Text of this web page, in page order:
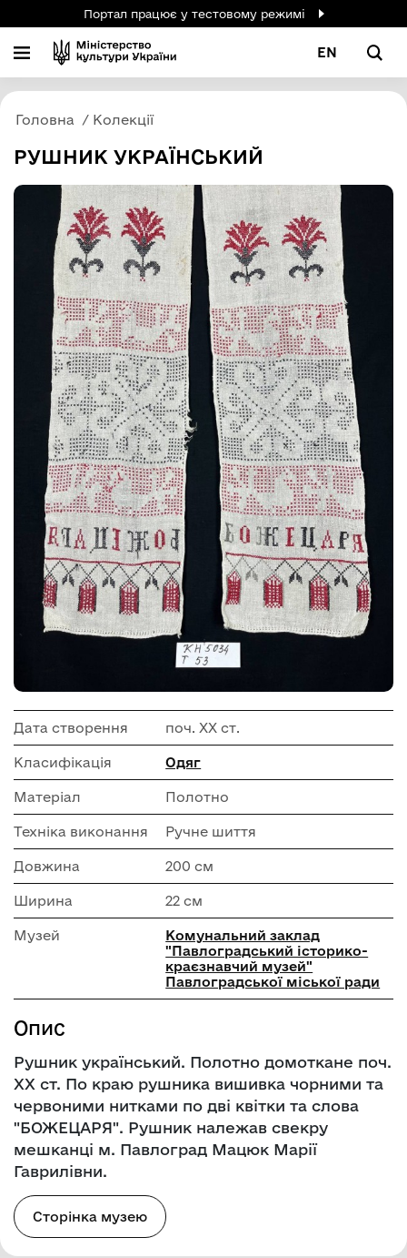
Портал працює у тестовому режимі
EN
Головна Колекції
РУШНИК УКРАЇНСЬКИЙ
Дата створення поч. ХХ ст.
Класифікація Одяг
Матеріал Полотно
Техніка виконання Ручне шиття
Довжина 200 см
Ширина 22 см
Музей
Комунальний заклад
"Павлоградський історико-
краєзнавчий музей"
Павлоградської міської ради
Опис
Рушник український. Полотно домоткане поч.
ХХ ст. По краю рушника вишивка чорними та
червоними нитками по дві квітки та слова
"БОЖЕЦАРЯ". Рушник належав свекру
мешканці м. Павлоград Мацюк Марії
Гаврилівни.
Сторінка музею